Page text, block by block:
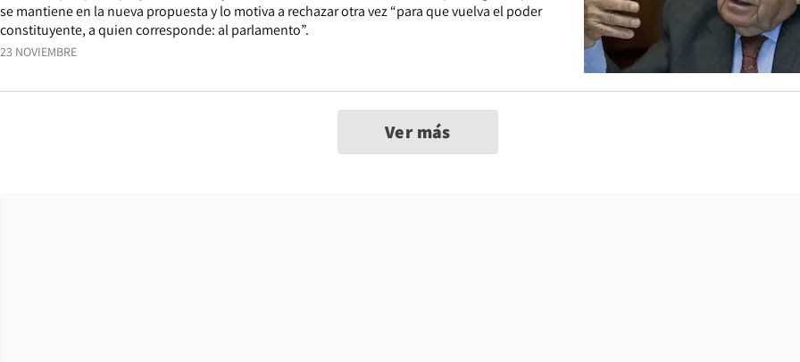
23 NOVIEMBRE
se mantiene en la nueva propuesta y lo motiva a rechazar otra vez “para que vuelva el poder
constituyente, a quien corresponde: al parlamento”.
Ver más